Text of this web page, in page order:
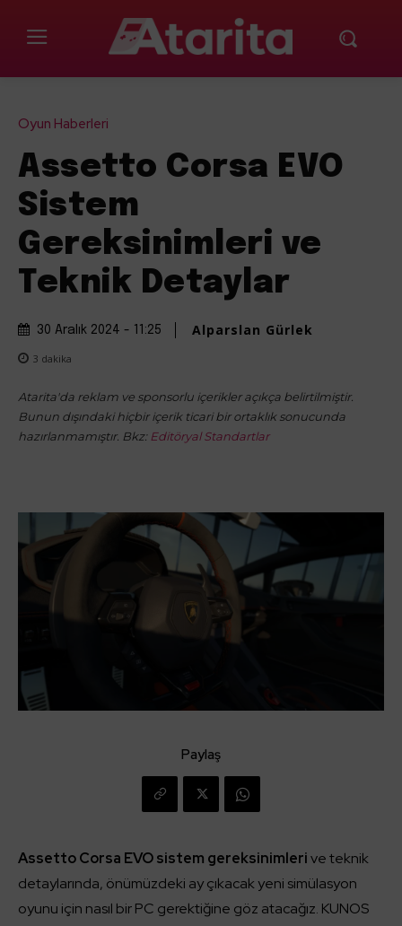
Oyun Haberleri
Assetto Corsa EVO
Sistem
Gereksinimleri ve
Teknik Detaylar
30 Aralık 2024 - 11:25 Alparslan Gürlek
3 dakika
Atarita'da reklam ve sponsorlu içerikler açıkça belirtilmiştir.
Bunun dışındaki hiçbir içerik ticari bir ortaklık sonucunda
hazırlanmamıştır. Bkz: Editöryal Standartlar
Paylaş
Assetto Corsa EVO sistem gereksinimlerive teknik
detaylarında, önümüzdeki ay çıkacak yeni simülasyon
oyunu için nasıl bir PC gerektiğine göz atacağız. KUNOS